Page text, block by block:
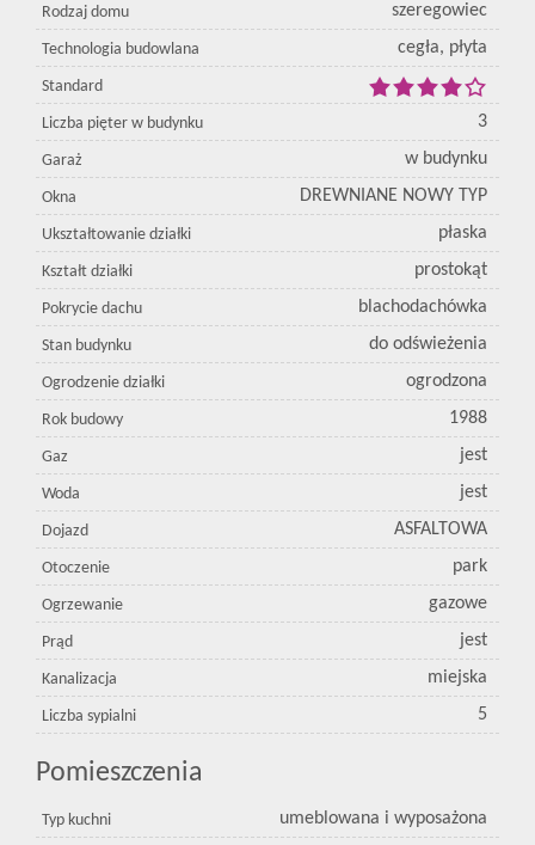
Rodzaj domu szeregowiec
Technologia budowlana cegła, płyta
Standard
Liczba pięter w budynku 3
Garaż w budynku
Okna DREWNIANE NOWY TYP
Ukształtowanie działki płaska
Kształt działki prostokąt
Pokrycie dachu blachodachówka
Stan budynku do odświeżenia
Ogrodzenie działki ogrodzona
Rok budowy 1988
Gaz jest
Woda jest
Dojazd ASFALTOWA
Otoczenie park
Ogrzewanie gazowe
Prąd jest
Kanalizacja miejska
Liczba sypialni 5
Pomieszczenia
Typ kuchni umeblowana i wyposażona